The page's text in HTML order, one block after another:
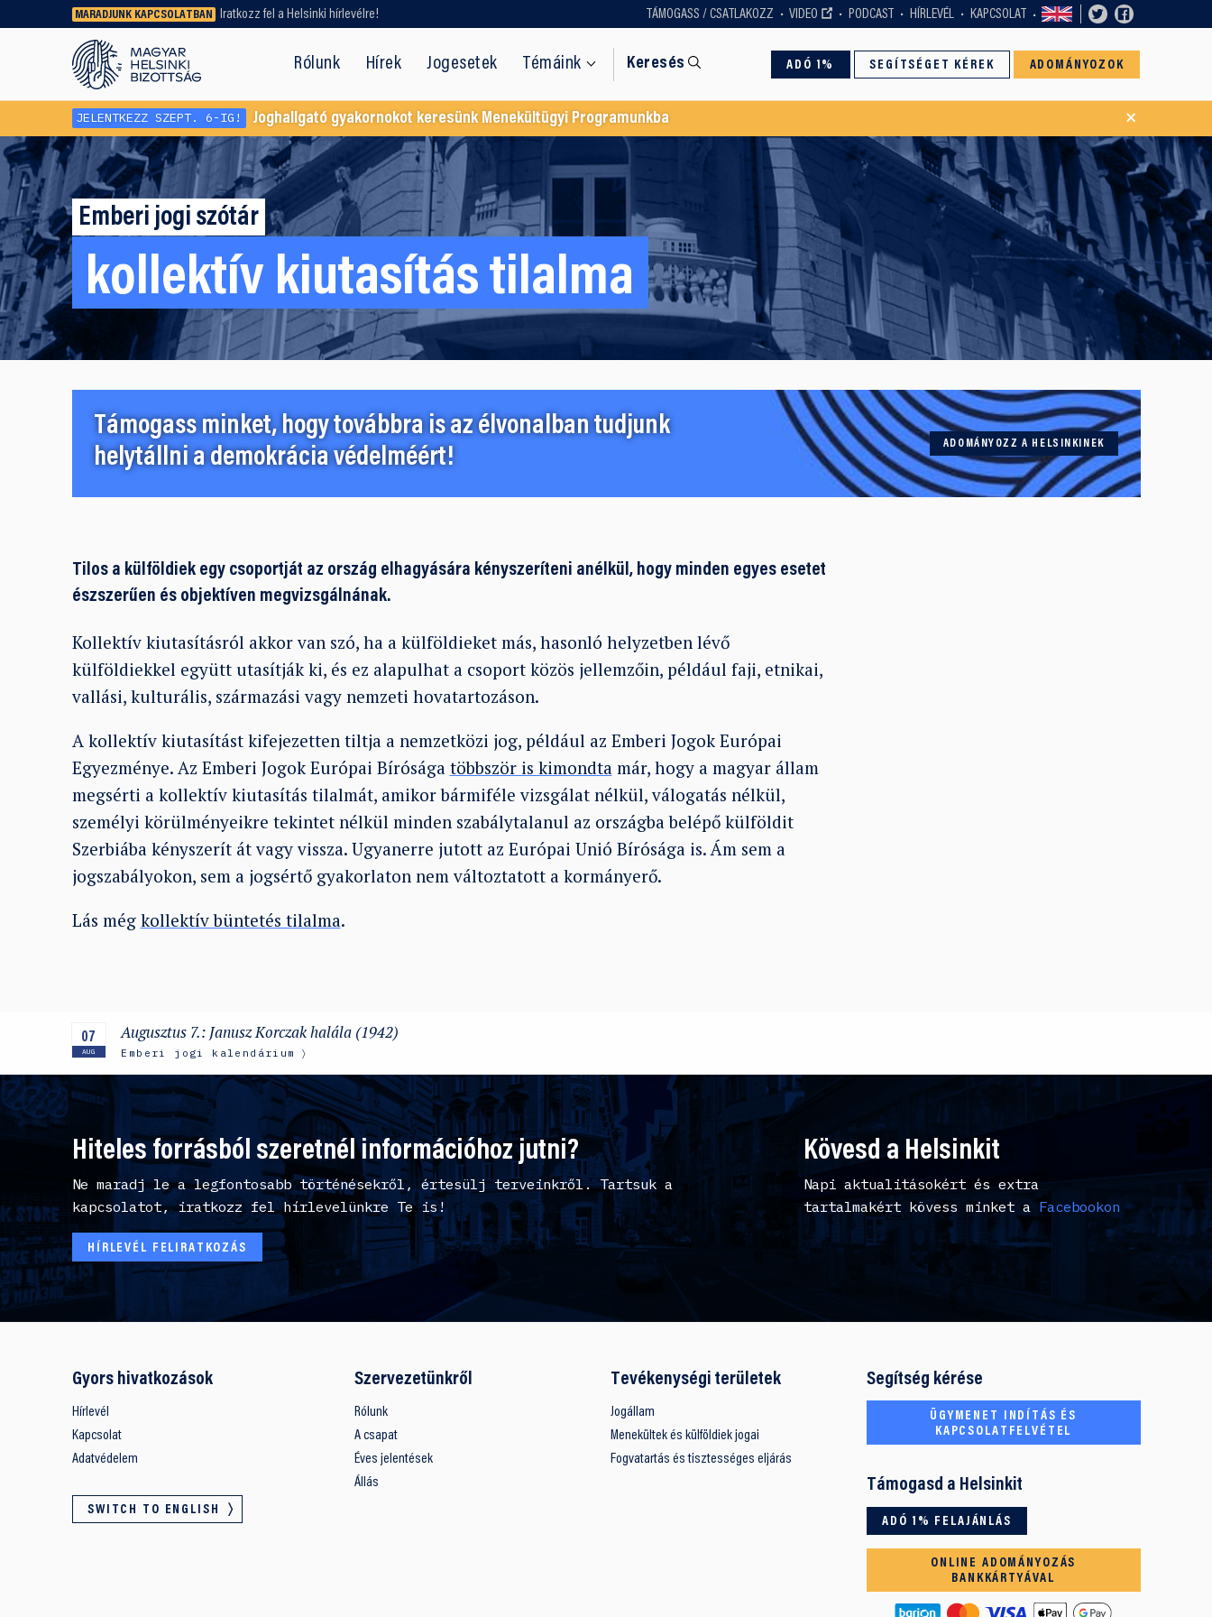
MARADJUNK KAPCSOLATBAN Iratkozz fel a Helsinki hírlevélre! TÁMOGASS / CSATLAKOZZ VIDEO PODCAST HÍRLEVÉL KAPCSOLAT
Rólunk Hírek Jogesetek Témáink Keresés ADÓ 1% SEGÍTSÉGET KÉREK ADOMÁNYOZOK
Régebbi tartalmat vagy
dokumentumot keresel? Használd a
keresőnket!
JELENTKEZZ SZEPT. 6-IG! Joghallgató gyakornokot keresünk Menekültügyi Programunkba ×
Emberi jogi szótár
kollektív kiutasítás tilalma
Támogass minket, hogy továbbra is az élvonalban tudjunk
helytállni a demokrácia védelméért!
ADOMÁNYOZZ A HELSINKINEK
Tilos a külföldiek egy csoportját az ország elhagyására kényszeríteni anélkül, hogy minden egyes esetet
észszerűen és objektíven megvizsgálnának.
Kollektív kiutasításról akkor van szó, ha a külföldieket más, hasonló helyzetben lévő
külföldiekkel együtt utasítják ki, és ez alapulhat a csoport közös jellemzőin, például faji, etnikai,
vallási, kulturális, származási vagy nemzeti hovatartozáson.
A kollektív kiutasítást kifejezetten tiltja a nemzetközi jog, például az Emberi Jogok Európai
Egyezménye. Az Emberi Jogok Európai Bírósága többször is kimondtamár, hogy a magyar állam
megsérti a kollektív kiutasítás tilalmát, amikor bármiféle vizsgálat nélkül, válogatás nélkül,
személyi körülményeikre tekintet nélkül minden szabálytalanul az országba belépő külföldit
Szerbiába kényszerít át vagy vissza. Ugyanerre jutott az Európai Unió Bírósága is. Ám sem a
jogszabályokon, sem a jogsértő gyakorlaton nem változtatott a kormányerő.
Lás még kollektív büntetés tilalma.
07
AUG
Augusztus 7.: Janusz Korczak halála (1942)
Emberi jogi kalendárium
Hiteles forrásból szeretnél információhoz jutni?
Ne maradj le a legfontosabb történésekről, értesülj terveinkről. Tartsuk a
kapcsolatot, iratkozz fel hírlevelünkre Te is!
HÍRLEVÉL FELIRATKOZÁS
Kövesd a Helsinkit
Napi aktualitásokért és extra
tartalmakért kövess minket aFacebookon
Gyors hivatkozások
Hírlevél
Kapcsolat
Adatvédelem
SWITCH TO ENGLISH
Szervezetünkről
Rólunk
A csapat
Éves jelentések
Állás
Tevékenységi területek
Jogállam
Menekültek és külföldiek jogai
Fogvatartás és tisztességes eljárás
Segítség kérése
ÜGYMENET INDÍTÁS ÉS
KAPCSOLATFELVÉTEL
Támogasd a Helsinkit
ADÓ 1% FELAJÁNLÁS
ONLINE ADOMÁNYOZÁS
BANKKÁRTYÁVAL